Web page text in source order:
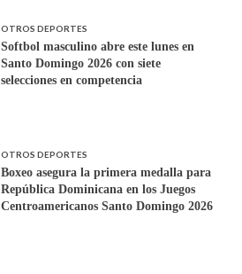
OTROS DEPORTES
Softbol masculino abre este lunes en
Santo Domingo 2026 con siete
selecciones en competencia
OTROS DEPORTES
Boxeo asegura la primera medalla para
República Dominicana en los Juegos
Centroamericanos Santo Domingo 2026